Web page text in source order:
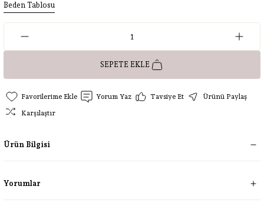
Beden Tablosu
SEPETE EKLE
Yorum Yaz Tavsiye Et
Ürünü Paylaş
Karşılaştır
Ürün Bilgisi
Yorumlar